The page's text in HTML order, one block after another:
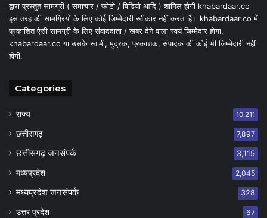
द्वारा प्रस्तुत सामग्री ( समाचार / फोटो / विडियो आदि ) शामिल होगी khabardaar.co
इस तरह की सामग्रियों के लिए कोई जिम्मेदारी स्वीकार नहीं करता है। khabardaar.co में
प्रकाशित ऐसी सामग्री के लिए संवाददाता / खबर देने वाला स्वयं जिम्मेदार होगा,
khabardaar.co या उसके स्वामी, मुद्रक, प्रकाशक, संपादक की कोई भी जिम्मेदारी नहीं
होगी.
Categories
राज्य 10,211
छत्तीसगढ़ 7,897
छत्तीसगढ़ जनसंपर्क 3,115
मध्यप्रदेश 2,045
मध्यप्रदेश जनसंपर्क 328
उत्तर प्रदेश 67